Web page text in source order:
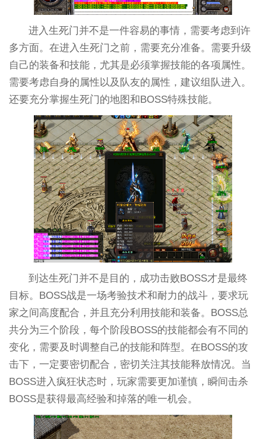
进入生死门并不是一件容易的事情，需要考虑到许
多方面。在进入生死门之前，需要充分准备。需要升级
自己的装备和技能，尤其是必须掌握技能的各项属性。
需要考虑自身的属性以及队友的属性，建议组队进入。
还要充分掌握生死门的地图和BOSS特殊技能。
到达生死门并不是目的，成功击败BOSS才是最终
目标。BOSS战是一场考验技术和耐力的战斗，要求玩
家之间高度配合，并且充分利用技能和装备。BOSS总
共分为三个阶段，每个阶段BOSS的技能都会有不同的
变化，需要及时调整自己的技能和阵型。在BOSS的攻
击下，一定要密切配合，密切关注其技能释放情况。当
BOSS进入疯狂状态时，玩家需要更加谨慎，瞬间击杀
BOSS是获得最高经验和掉落的唯一机会。